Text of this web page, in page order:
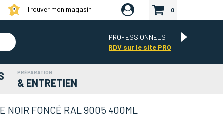
Trouver mon magasin 0
PROFESSIONNELS
RDV sur le site PRO
PRÉPARATION
& ENTRETIEN
NOIR FONCÉ RAL 9005 400ML